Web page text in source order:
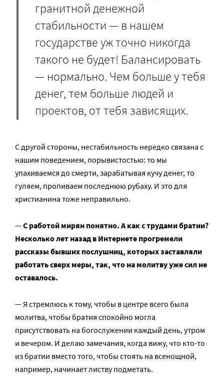
гранитной денежной
стабильности — в нашем
государстве уж точно никогда
такого не будет! Балансировать
— нормально. Чем больше у тебя
денег, тем больше людей и
проектов, от тебя зависящих.
С другой стороны, нестабильность нередко связана с
нашим поведением, порывистостью: то мы
упахиваемся до смерти, зарабатывая кучу денег, то
гуляем, пропиваем последнюю рубаху. И это для
христианина тоже неправильно.
—С работой мирян понятно. А как с трудами братии?
Несколько лет назад в Интернете прогремели
рассказы бывших послушниц, которых заставляли
работать сверх меры, так, что на молитву уже сил не
оставалось.
— Я стремлюсь к тому, чтобы в центре всего была
молитва, чтобы братия спокойно могла
присутствовать на богослужении каждый день, утром
и вечером. И делаю замечания, когда вижу, что кто-то
из братии вместо того, чтобы стоять на всенощной,
например, начинает листву подметать.